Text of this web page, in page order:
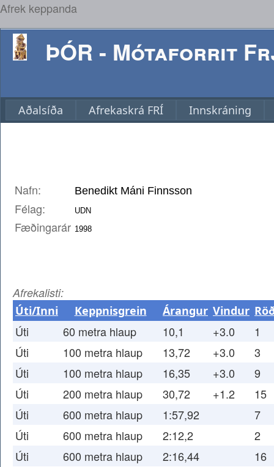
Afrek keppanda
ÞÓR - Mótaforrit
Aðalsíða Afrekaskrá FRÍ Innskráning
Nafn:
Félag:
Fæðingarár
Afrekalisti:
Úti/Inni Keppnisgrein Árangur Vindur
Úti 60 metra hlaup 10,1 +3.0
1
Úti
100 metra hlaup 13,72 +3.0
3
Úti
100 metra hlaup 16,35 +3.0
9
Úti
200 metra hlaup 30,72 +1.2
15
Úti
600 metra hlaup 1:57,92
7
Úti
600 metra hlaup 2:12,2
2
Úti
600 metra hlaup 2:16,44
16